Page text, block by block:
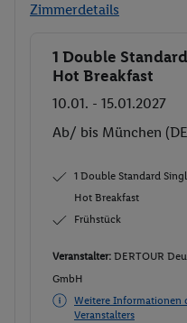
Zimmerdetails
Buchen
1 Double
Hot Breakfast
10.01. - 15.01.2027
Ab/ bis München
1 Double Standard
Hot Breakfast
Frühstück
Veranstalter: DERTOUR
GmbH
Weitere Informationen
Veranstalters